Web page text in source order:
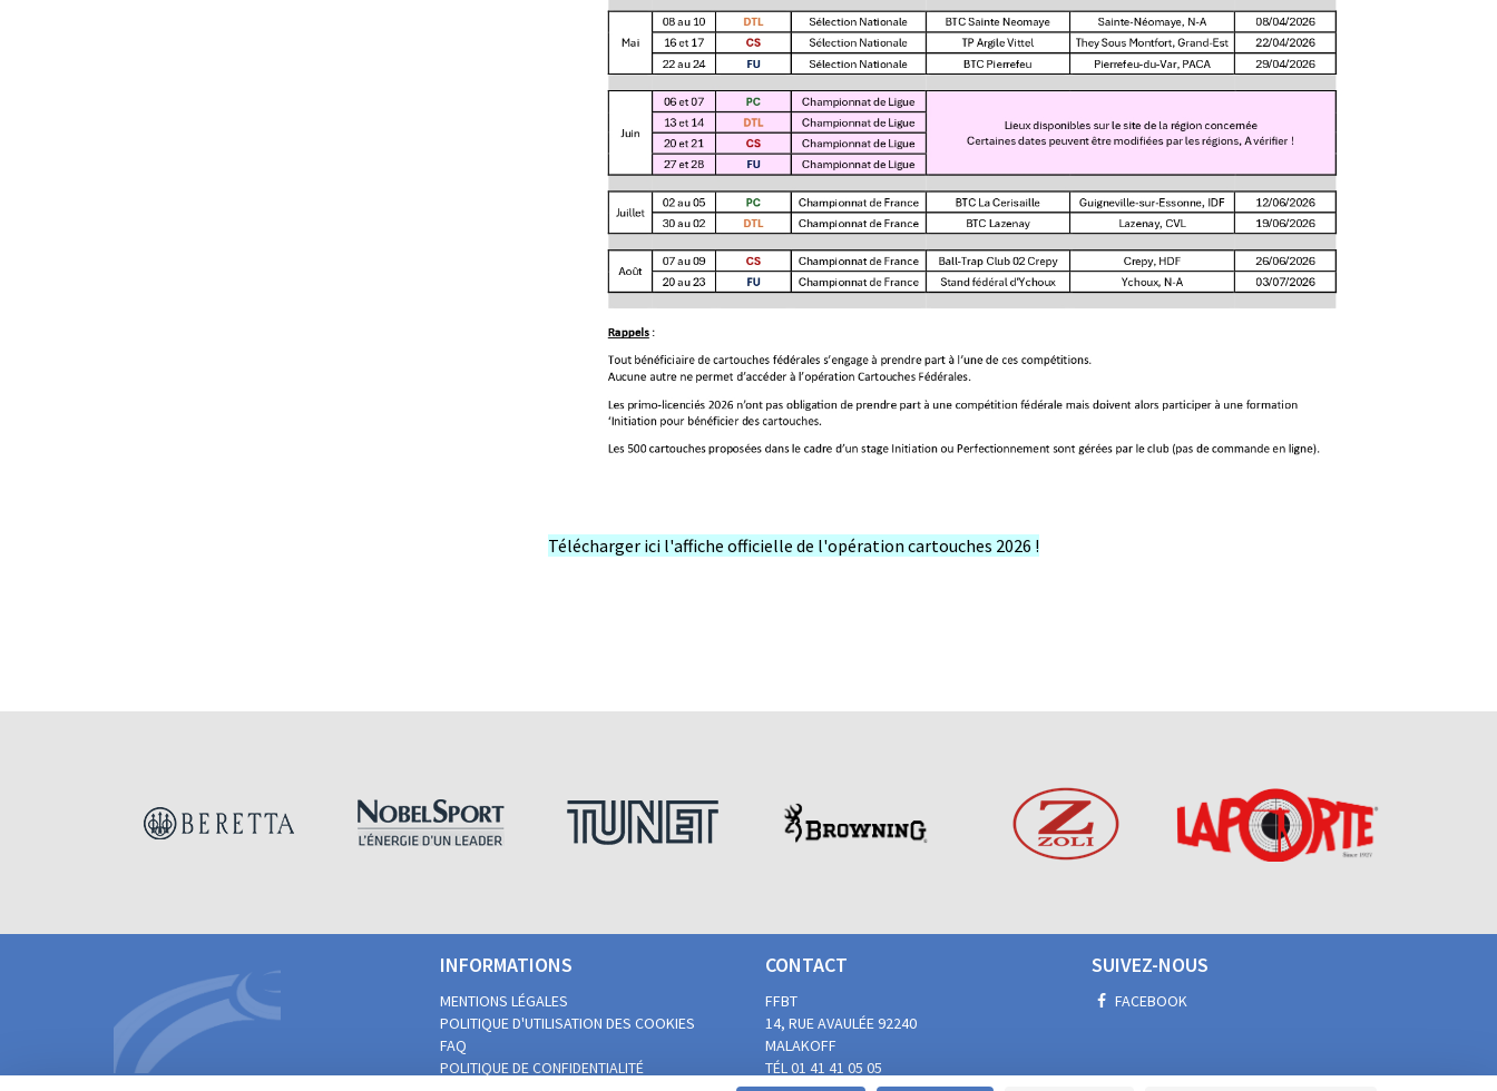
Télécharger ici l'affiche officielle de l'opération cartouches 2026 !
INFORMATIONS
MENTIONS LÉGALES
POLITIQUE D'UTILISATION DES COOKIES
FAQ
POLITIQUE DE CONFIDENTIALITÉ
CONTACT
FFBT
14, RUE AVAULÉE92240
MALAKOFF
TÉL 01 41 41 05 05
SUIVEZ-NOUS
FACEBOOK